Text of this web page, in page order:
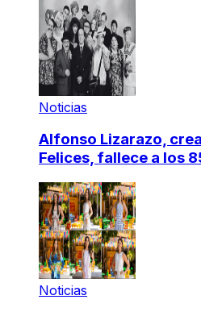
Noticias
Alfonso Lizarazo,
Felices, fallece a los
Noticias